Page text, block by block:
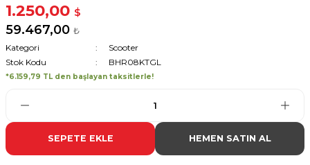
1.250,00 $
59.467,00 ₺
Kategori
Scooter
Stok Kodu
BHR08KTGL
*6.159,79 TL den başlayan taksitlerle!
SEPETE EKLE HEMEN SATIN AL